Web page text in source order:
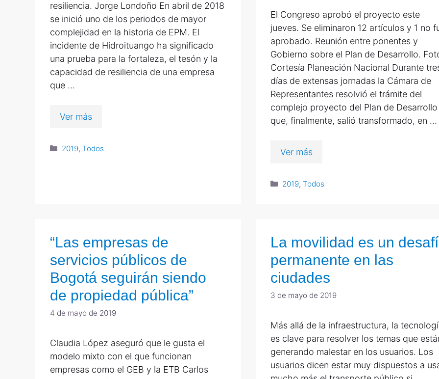
resiliencia. Jorge Londoño En abril de 2018
se inició uno de los periodos de mayor
complejidad en la historia de EPM. El
incidente de Hidroituango ha significado
una prueba para la fortaleza, el tesón y la
capacidad de resiliencia de una empresa
que …
Ver más
2019,Todos
El Congreso aprobó el proyecto este
jueves. Se eliminaron 12 artículos y 1 no
aprobado. Reunión entre ponentes y
Gobierno sobre el Plan de Desarrollo.
Cortesía Planeación Nacional Durante
días de extensas jornadas la Cámara de
Representantes resolvió el trámite del
complejo proyecto del Plan de Desarrollo
que, finalmente, salió transformado, en …
Ver más
2019,Todos
“Las empresas de
servicios públicos de
Bogotá seguirán siendo
de propiedad pública”
4 de mayo de 2019
Claudia López aseguró que le gusta el
modelo mixto con el que funcionan
empresas como el GEB y la ETB Carlos
La movilidad es un
permanente en las
ciudades
3 de mayo de 2019
Más allá de la infraestructura, la
es clave para resolver los temas que
generando malestar en los usuarios. Los
usuarios dicen estar muy dispuestos a